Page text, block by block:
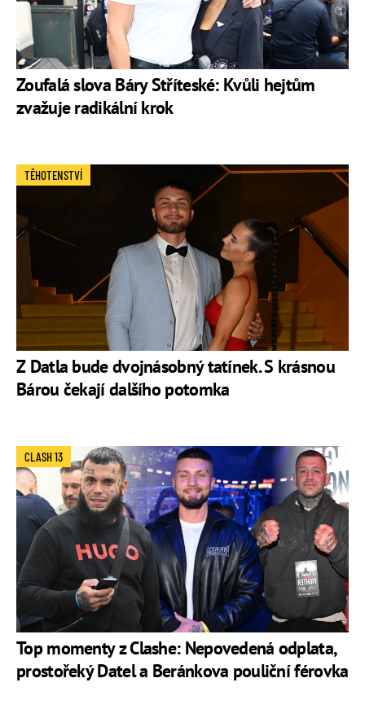
Zoufalá slova Báry Stříteské: Kvůli hejtům
zvažuje radikální krok
Z Datla bude dvojnásobný tatínek. S krásnou
Bárou čekají dalšího potomka
TĚHOTENSTVÍ
Top momenty z Clashe: Nepovedená odplata,
prostořeký Datel a Beránkova pouliční férovka
CLASH 13